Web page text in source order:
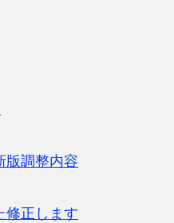
版調整内容
修正します